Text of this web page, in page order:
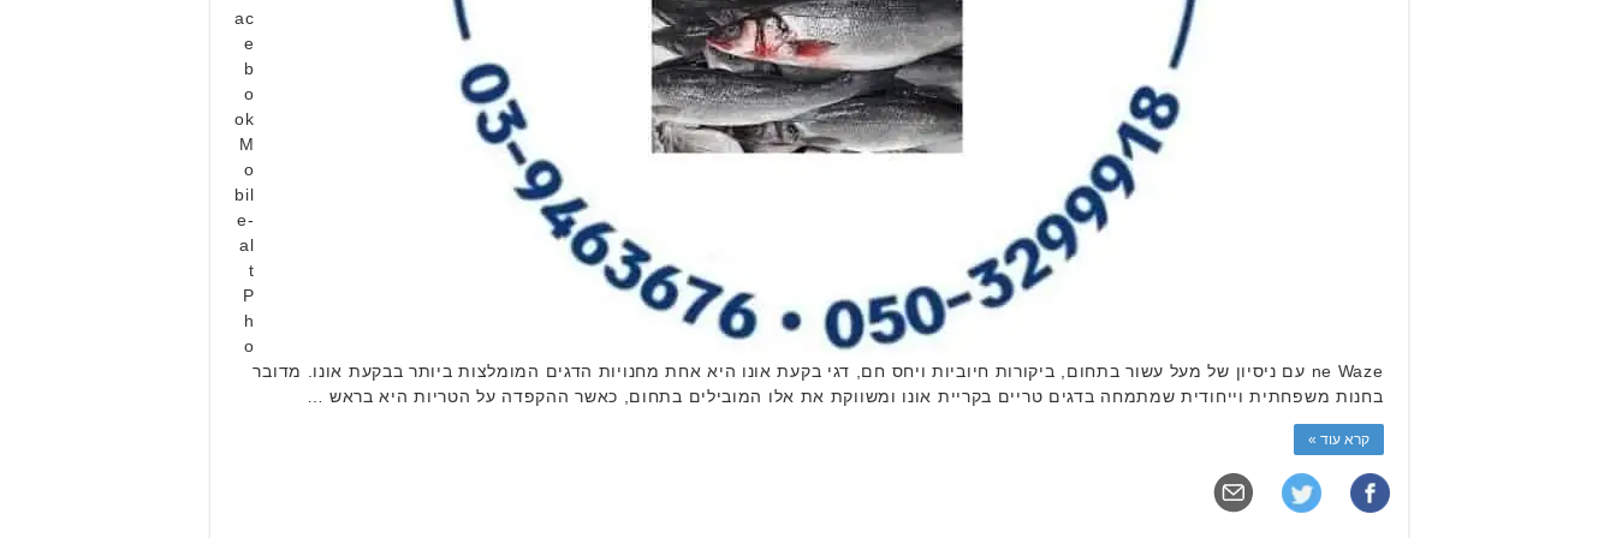
ac
e
b
o
ok
M
o
bil
e-
al
t
P
h
o
ne Waze עם ניסיון של מעל עשור בתחום, ביקורות חיוביות ויחס חם, דגי בקעת אונו היא אחת מחנויות הדגים המומלצות ביותר בבקעת אונו. מדובר
בחנות משפחתית וייחודית שמתמחה בדגים טריים בקריית אונו ומשווקת את אלו המובילים בתחום, כאשר ההקפדה על הטריות היא בראש …
קרא עוד »